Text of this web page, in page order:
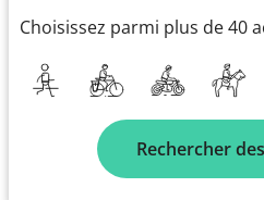
Choisissez parmi plus de 40
Rechercher